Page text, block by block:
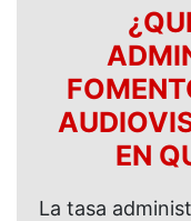
EN
La tasa